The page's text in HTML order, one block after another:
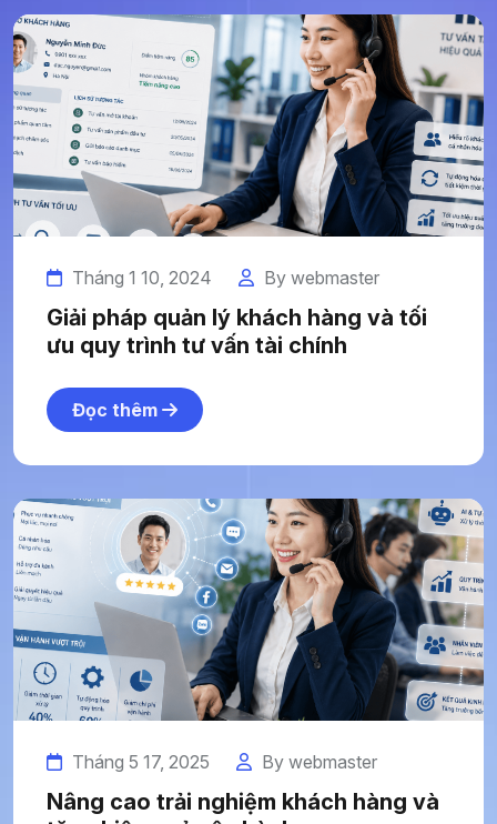
Tháng 1 10, 2024 By webmaster
Giải pháp quản lý khách hàng và tối
ưu quy trình tư vấn tài chính
Đọc thêm
Tháng 5 17, 2025 By webmaster
Nâng cao trải nghiệm khách hàng và